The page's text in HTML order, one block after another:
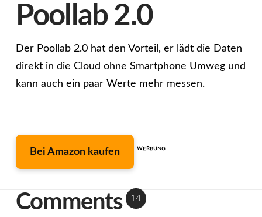
Poollab 2.0
Der Poollab 2.0 hat den Vorteil, er lädt die Daten
direkt in die Cloud ohne Smartphone Umweg und
kann auch ein paar Werte mehr messen.
Bei Amazon kaufen ᵂᴱᴿᴮᵁᴺᴳ
Comments 14